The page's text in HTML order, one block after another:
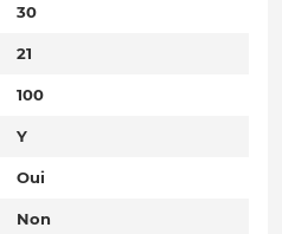
30
21
100
Y
Oui
Non